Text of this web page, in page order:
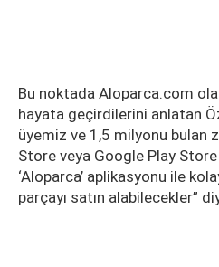
Bu noktada Aloparca.com
hayata geçirdilerini anlatan
üyemiz ve 1,5 milyonu bulan
Store veya Google Play Store
‘Aloparca’ aplikasyonu ile
parçayı satın alabilecekler”